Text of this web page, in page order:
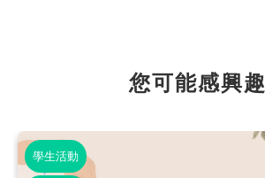
您可能感興趣
學生活動